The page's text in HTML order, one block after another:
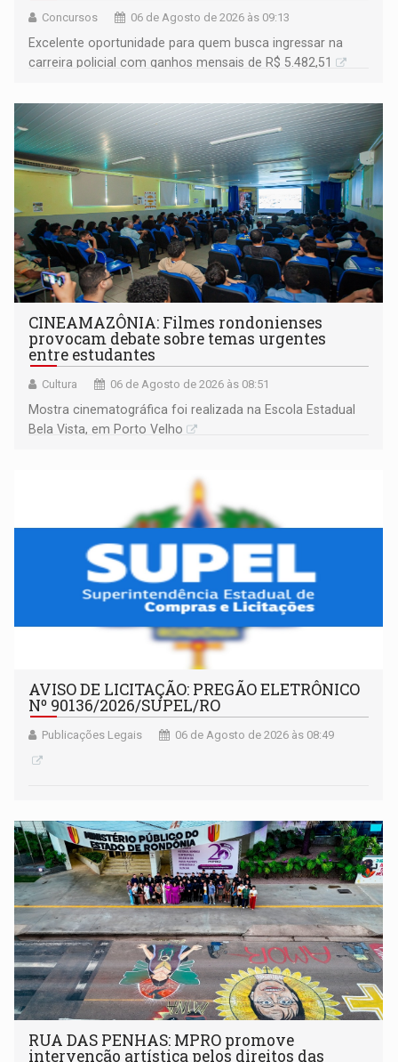
Concursos 06 de Agosto de 2026 às 09:13
Excelente oportunidade para quem busca ingressar na
carreira policial com ganhos mensais de R$ 5.482,51
CINEAMAZÔNIA: Filmes rondonienses
provocam debate sobre temas urgentes
entre estudantes
Cultura 06 de Agosto de 2026 às 08:51
Mostra cinematográfica foi realizada na Escola Estadual
Bela Vista, em Porto Velho
AVISO DE LICITAÇÃO: PREGÃO ELETRÔNICO
Nº 90136/2026/SUPEL/RO
Publicações Legais 06 de Agosto de 2026 às 08:49
RUA DAS PENHAS: MPRO promove
intervenção artística pelos direitos das